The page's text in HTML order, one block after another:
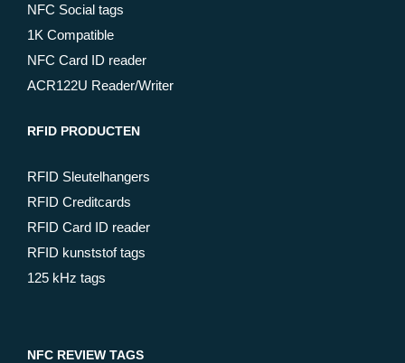
NFC Social tags
1K Compatible
NFC Card ID reader
ACR122U Reader/Writer
RFID PRODUCTEN
RFID Sleutelhangers
RFID Creditcards
RFID Card ID reader
RFID kunststof tags
125 kHz tags
NFC REVIEW TAGS